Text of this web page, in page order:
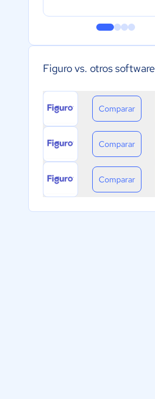
Figuro vs. otros software
Comparar
Comparar
Comparar